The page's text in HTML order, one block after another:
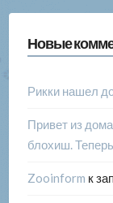
Новые
Рикки нашел
Привет из
блохиш.
Zooinform к